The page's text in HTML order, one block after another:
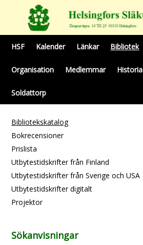
HSF Kalender Länkar Bibliotek
Organisation Medlemmar Historia
Soldattorp
Bibliotekskatalog
Bokrecensioner
Prislista
Utbytestidskrifter från Finland
Utbytestidskrifter från Sverige och USA
Utbytestidskrifter digitalt
Projektor
Sökanvisningar